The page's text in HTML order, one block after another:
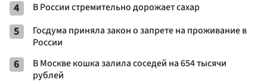
4 В России стремительно дорожает сахар
5
Госдума приняла закон о запрете на проживание в
России
6
В Москве кошка залила соседей на 654 тысячи
рублей